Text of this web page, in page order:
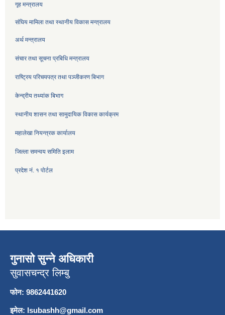
गृह मन्त्रालय
संघिय मामिला तथा स्थानीय विकास मन्त्रालय
अर्थ मन्त्रालय
संचार तथा सूचना प्रबिधि मन्त्रालय
राष्ट्रिय परिचयपत्र तथा पञ्जीकरण बिभाग
केन्द्रीय तथ्यांक बिभाग
स्थानीय शासन तथा सामुदायिक विकास कार्यक्रम
महालेखा नियन्त्रक कार्यालय
जिल्ला समन्वय समिति इलाम
प्रदेश नं. १ पोर्टल
गुनासो सुन्ने अधिकारी
सुवासचन्द्र लिम्बु
फोन: 9862441620
इमेल: lsubashh@gmail.com